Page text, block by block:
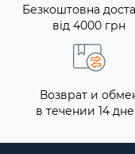
Безкоштовна
від 4000 грн
Возврат и
в течении 14